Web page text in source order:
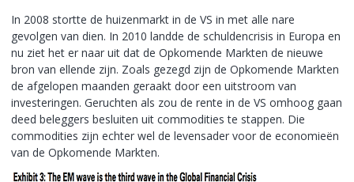
In 2008 stortte de huizenmarkt in de VS in met alle nare
gevolgen van dien. In 2010 landde de schuldencrisis in Europa en
nu ziet het er naar uit dat de Opkomende Markten de nieuwe
bron van ellende zijn. Zoals gezegd zijn de Opkomende Markten
de afgelopen maanden geraakt door een uitstroom van
investeringen. Geruchten als zou de rente in de VS omhoog gaan
deed beleggers besluiten uit commodities te stappen. Die
commodities zijn echter wel de levensader voor de economieën
van de Opkomende Markten.